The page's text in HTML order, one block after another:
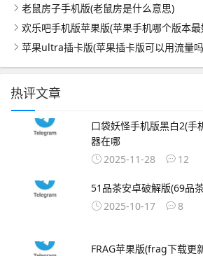
老鼠房子手机版(老鼠房是什么意思)
欢乐吧手机版苹果版(苹果手机哪个版本最
苹果ultra插卡版(苹果插卡版可以用流量
热评文章
口袋妖怪手机版黑白2(手
器在哪
2025-11-28
12
51品茶安卓破解版(69品
2025-10-17
8
FRAG苹果版(frag下载更